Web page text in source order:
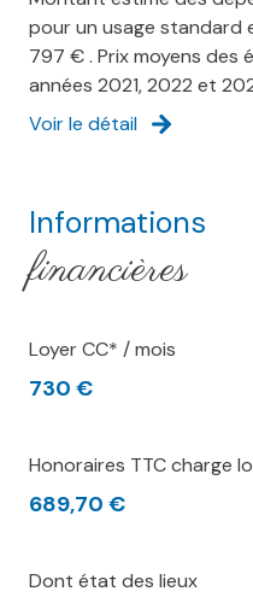
pour un usage standard
797 € . Prix moyens des
années 2021, 2022 et
Voir le détail
Informations
financières
Loyer CC* / mois
730 €
Honoraires TTC charge
689,70 €
Dont état des lieux